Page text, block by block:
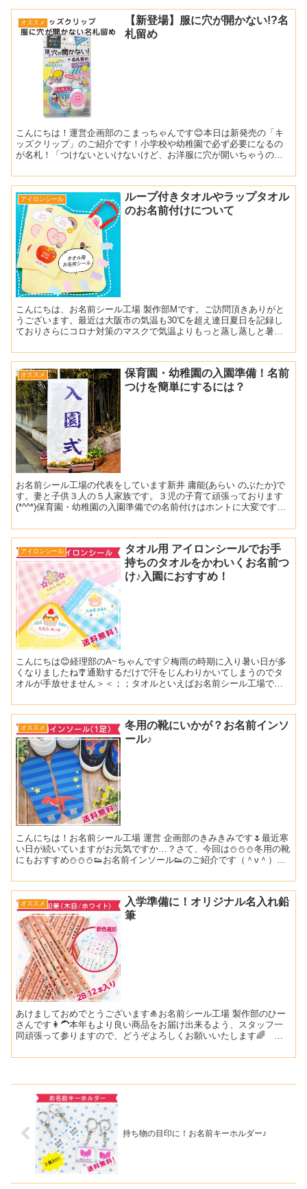
オススメ
【新登場】服に穴が開かない!?名
札留め
こんにちは！運営企画部のこまっちゃんです😊本日は新発売の「キ
ッズクリップ」のご紹介です！小学校や幼稚園で必ず必要になるの
が名札！「つけないといけないけど、お洋服に穴が開いちゃうのが
ピ...
アイロンシール
ループ付きタオルやラップタオル
のお名前付けについて
こんにちは、お名前シール工場 製作部Mです。ご訪問頂きありがと
うございます。最近は大阪市の気温も30℃を超え連日夏日を記録し
ておりさらにコロナ対策のマスクで気温よりもっと蒸し蒸しと暑く
オススメ
保育園・幼稚園の入園準備！名前
つけを簡単にするには？
お名前シール工場の代表をしています新井 庸能(あらい のぶたか)で
す。妻と子供３人の５人家族です。３児の子育て頑張っております
(*^^*)保育園・幼稚園の入園準備での名前付けはホントに大変です💦
アイロンシール
タオル用 アイロンシールでお手
持ちのタオルをかわいくお名前つ
け♪入園におすすめ！
こんにちは😊経理部のA~ちゃんです🎈梅雨の時期に入り暑い日が多
くなりましたね🎐通勤するだけで汗をじんわりかいてしまうのでタ
オルが手放せません＞＜；；タオルといえばお名前シール工場では
オススメ
冬用の靴にいかが？お名前インソ
ール♪
こんにちは！お名前シール工場 運営 企画部のきみきみです🌷最近寒
い日が続いていますがお元気ですか…？さて、今回は⛄⛄⛄冬用の靴
にもおすすめ⛄⛄⛄👟お名前インソール👟のご紹介です（＾ν＾）ま
オススメ
入学準備に！オリジナル名入れ鉛
筆
あけましておめでとうございます🎍お名前シール工場 製作部のひー
さんです👩‍🦱本年もより良い商品をお届け出来るよう、スタッフ一
同頑張って参りますので、どうぞよろしくお願いいたします🌈 年
持ち物の目印に！お名前キーホルダー♪